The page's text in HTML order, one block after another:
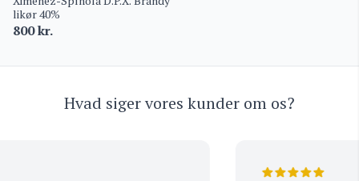
likør 40%
800kr.
Hvad siger vores kunder om os?